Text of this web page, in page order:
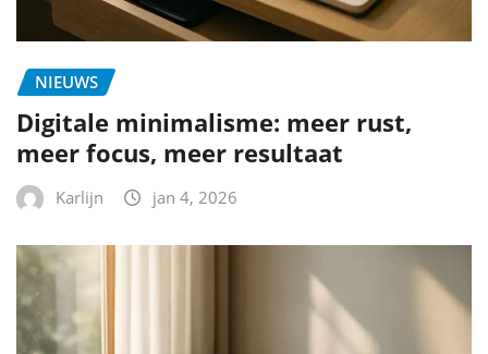
NIEUWS
Digitale minimalisme: meer rust,
meer focus, meer resultaat
Karlijn jan 4, 2026